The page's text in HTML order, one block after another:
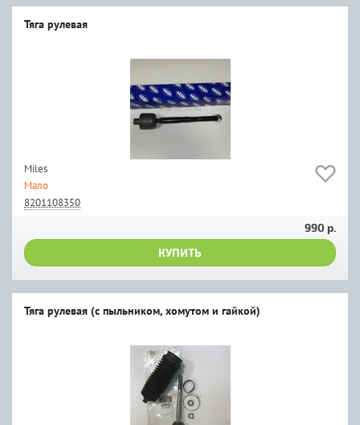
Тяга рулевая
Miles
Мало
8201108350
990 р.
КУПИТЬ
Тяга рулевая (с пыльником, хомутом и гайкой)